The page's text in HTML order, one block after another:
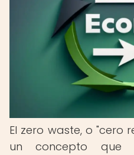
El zero waste, o "cero
un concepto que